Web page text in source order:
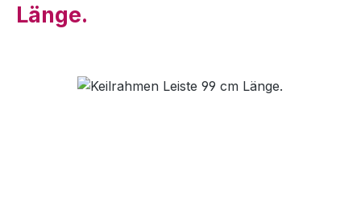
Länge.
Bildergalerie überspringen